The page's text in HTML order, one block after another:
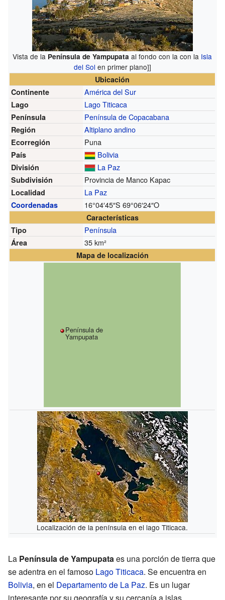
Vista de la Península de Yampupata al fondo con la con la Isla
del Sol en primer plano]]
Ubicación
Continente
América del Sur
Lago Lago Titicaca
Península Península de Copacabana
Región Altiplano andino
Ecorregión Puna
País Bolivia
División La Paz
Subdivisión Provincia de Manco Kapac
Localidad La Paz
Coordenadas 16°04′45″S 69°06′24″O
Características
Tipo
Península
Área 35 km²
Mapa de localización
Península de
Yampupata
Localización de la península en el lago Titicaca.
La Península de Yampupataes una porción de tierra que
se adentra en el famoso Lago Titicaca. Se encuentra en
Bolivia, en el Departamento de La Paz. Es un lugar
interesante por su geografía y su cercanía a islas